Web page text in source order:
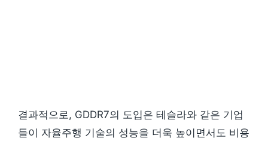
결과적으로, GDDR7의 도입은 테슬라와 같은 기업
들이 자율주행 기술의 성능을 더욱 높이면서도 비용